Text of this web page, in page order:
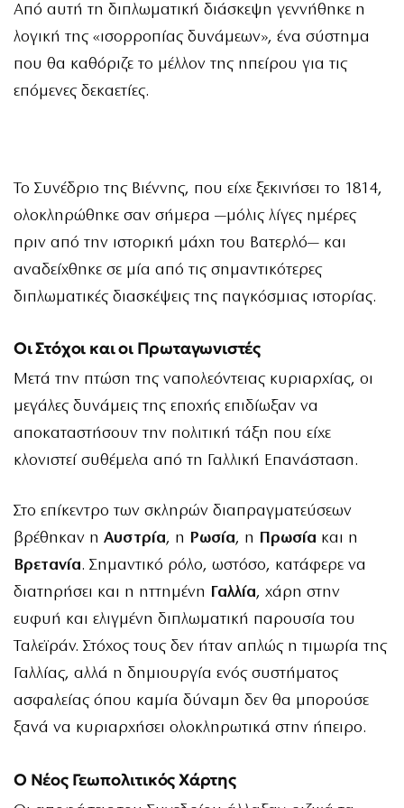
Από αυτή τη διπλωματική διάσκεψη γεννήθηκε η
λογική της «ισορροπίας δυνάμεων», ένα σύστημα
που θα καθόριζε το μέλλον της ηπείρου για τις
επόμενες δεκαετίες.
Το Συνέδριο της Βιέννης, που είχε ξεκινήσει το 1814,
ολοκληρώθηκε σαν σήμερα —μόλις λίγες ημέρες
πριν από την ιστορική μάχη του Βατερλό— και
αναδείχθηκε σε μία από τις σημαντικότερες
διπλωματικές διασκέψεις της παγκόσμιας ιστορίας.
Οι Στόχοι και οι Πρωταγωνιστές
Μετά την πτώση της ναπολεόντειας κυριαρχίας, οι
μεγάλες δυνάμεις της εποχής επιδίωξαν να
αποκαταστήσουν την πολιτική τάξη που είχε
κλονιστεί συθέμελα από τη Γαλλική Επανάσταση.
Στο επίκεντρο των σκληρών διαπραγματεύσεων
βρέθηκαν η Αυστρία, η Ρωσία, η Πρωσία και η
Βρετανία. Σημαντικό ρόλο, ωστόσο, κατάφερε να
διατηρήσει και η ηττημένη Γαλλία, χάρη στην
ευφυή και ελιγμένη διπλωματική παρουσία του
Ταλεϊράν. Στόχος τους δεν ήταν απλώς η τιμωρία της
Γαλλίας, αλλά η δημιουργία ενός συστήματος
ασφαλείας όπου καμία δύναμη δεν θα μπορούσε
ξανά να κυριαρχήσει ολοκληρωτικά στην ήπειρο.
Ο Νέος Γεωπολιτικός Χάρτης